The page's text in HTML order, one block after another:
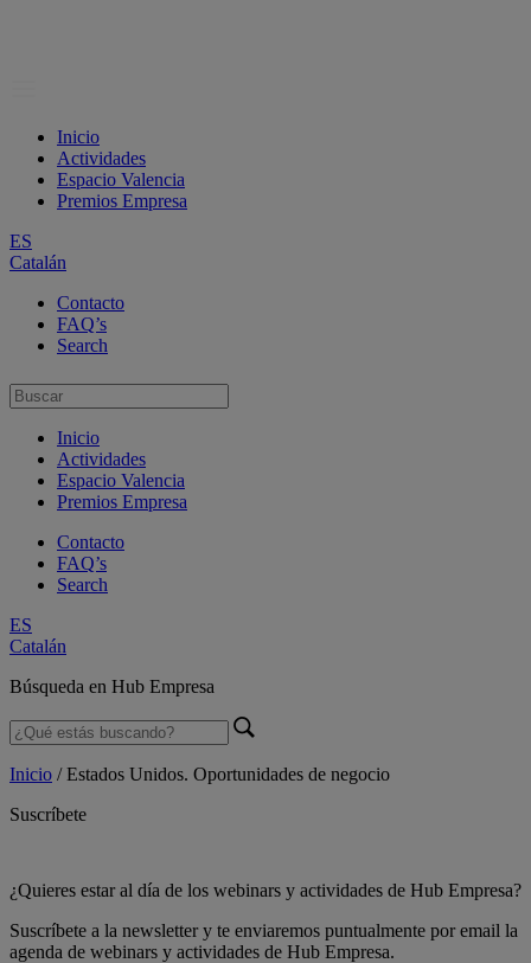
Inicio
Actividades
Espacio Valencia
Premios Empresa
ES
Catalán
Contacto
FAQ’s
Search
Inicio
Actividades
Espacio Valencia
Premios Empresa
Contacto
FAQ’s
Search
ES
Catalán
Búsqueda en Hub Empresa
Inicio /Estados Unidos. Oportunidades de negocio
Suscríbete
¿Quieres estar al día de los webinars y actividades de Hub Empresa?
Suscríbete a la newsletter y te enviaremos puntualmente por email la
agenda de webinars y actividades de Hub Empresa.